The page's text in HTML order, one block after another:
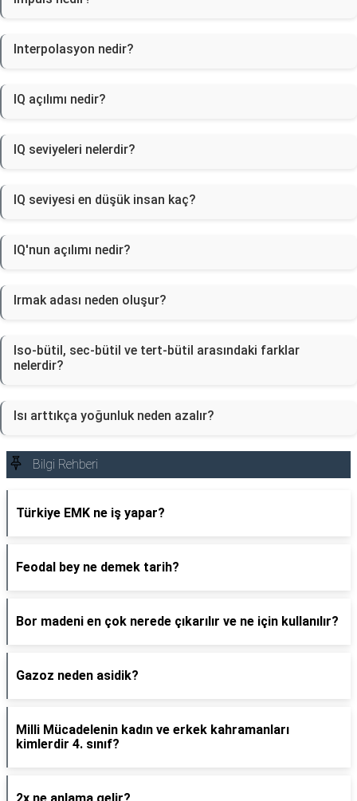
Interpolasyon nedir?
IQ açılımı nedir?
IQ seviyeleri nelerdir?
IQ seviyesi en düşük insan kaç?
IQ'nun açılımı nedir?
Irmak adası neden oluşur?
Iso-bütil, sec-bütil ve tert-bütil arasındaki farklar
nelerdir?
Isı arttıkça yoğunluk neden azalır?
Bilgi Rehberi
Türkiye EMK ne iş yapar?
Feodal bey ne demek tarih?
Bor madeni en çok nerede çıkarılır ve ne için kullanılır?
Gazoz neden asidik?
Milli Mücadelenin kadın ve erkek kahramanları
kimlerdir 4. sınıf?